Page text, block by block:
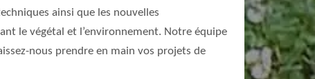
ainsi que les nouvelles
le végétal et l’environnement. Notre équipe
nous prendre en main vos projets de